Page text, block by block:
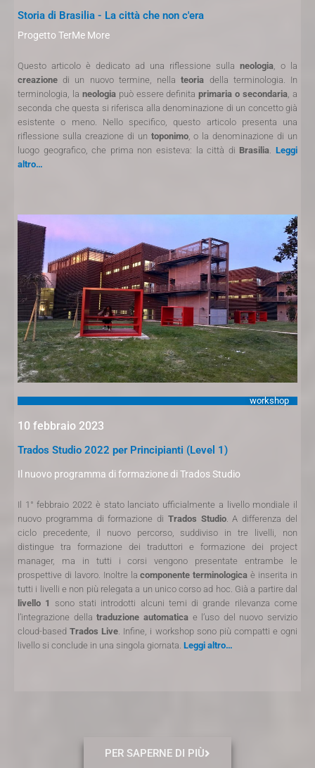
Storia di Brasilia - La città che non c'era
Progetto TerMe More
Questo articolo è dedicato ad una riflessione sulla neologia , o la
creazione di un nuovo termine, nellateoria della terminologia. In
terminologia, la neologiapuò essere definitaprimaria o secondaria , a
seconda che questa si riferisca alla denominazione di un concetto già
esistente o meno. Nello specifico, questo articolo presenta una
riflessione sulla creazione di un toponimo, o la denominazione di un
luogo geografico, che prima non esisteva: la città di Brasilia .Leggi
altro…
workshop
10 febbraio 2023
Trados Studio 2022 per Principianti (Level 1)
Il nuovo programma di formazione di Trados Studio
Il 1° febbraio 2022 è stato lanciato ufficialmente a livello mondiale il
nuovo programma di formazione di Trados Studio. A differenza del
ciclo precedente, il nuovo percorso, suddiviso in tre livelli, non
distingue tra formazione dei traduttori e formazione dei project
manager, ma in tutti i corsi vengono presentate entrambe le
prospettive di lavoro. Inoltre lacomponente terminologica è inserita in
tutti i livelli e non più relegata a un unico corso ad hoc. Già a partire dal
livello 1 sono stati introdotti alcuni temi di grande rilevanza come
l’integrazione dellatraduzione automaticae l’uso del nuovo servizio
cloud-basedTrados Live . Infine, i workshop sono più compatti e ogni
livello si conclude in una singola giornata. Leggi altro…
PER SAPERNE DI PIÙ